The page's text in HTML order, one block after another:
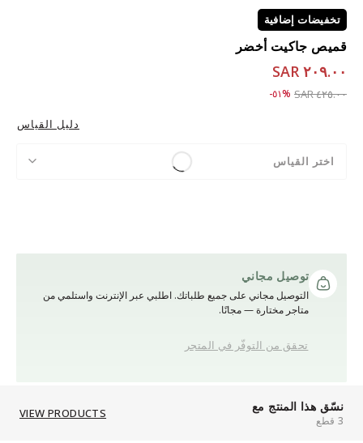
تخفيضات إضافية
قميص جاكيت أخضر
٢٠٩.٠٠ SAR
Price reduced from
٤٢٥.٠٠ SAR to ٢٠٩.٠٠ SAR%٥١-
دليل القياس
اختر القياس
توصيل مجاني
التوصيل مجاني على جميع طلباتك. اطلبي عبر الإنترنت واستلمي من
متاجر مختارة — مجانًا.
تحقق من التوفّر في المتجر
نسّق هذا المنتج مع
3 قطع
VIEW PRODUCTS